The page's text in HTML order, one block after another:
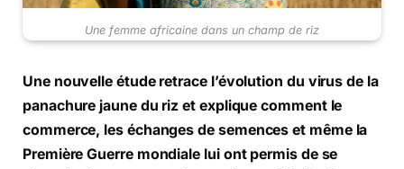
Une femme africaine dans un champ de riz
Une nouvelle étude retrace l’évolution du virus de la
panachure jaune du riz et explique comment le
commerce, les échanges de semences et même la
Première Guerre mondiale lui ont permis de se